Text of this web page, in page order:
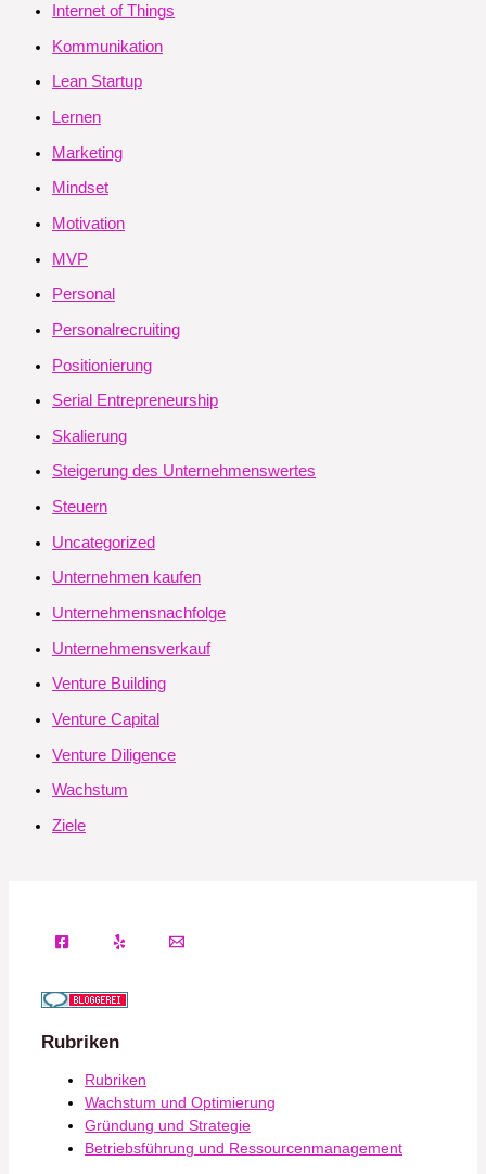
Internet of Things
Kommunikation
Lean Startup
Lernen
Marketing
Mindset
Motivation
MVP
Personal
Personalrecruiting
Positionierung
Serial Entrepreneurship
Skalierung
Steigerung des Unternehmenswertes
Steuern
Uncategorized
Unternehmen kaufen
Unternehmensnachfolge
Unternehmensverkauf
Venture Building
Venture Capital
Venture Diligence
Wachstum
Ziele
Rubriken
Rubriken
Wachstum und Optimierung
Gründung und Strategie
Betriebsführung und Ressourcenmanagement